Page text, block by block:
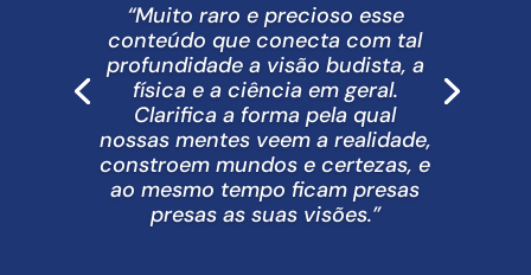
“Muito raro e precioso esse
conteúdo que conecta com tal
profundidade a visão budista, a
física e a ciência em geral.
Clarifica a forma pela qual
nossas mentes veem a realidade,
constroem mundos e certezas, e
ao mesmo tempo ficam presas
presas as suas visões.”